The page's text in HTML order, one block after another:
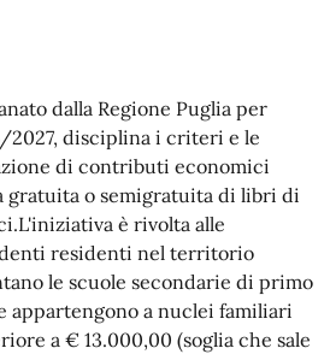
dalla Regione Puglia per
2027, disciplina i criteri e le
di contributi economici
gratuita o semigratuita di libri di
.L'iniziativa è rivolta alle
residenti nel territorio
le scuole secondarie di primo
appartengono a nuclei familiari
a € 13.000,00 (soglia che sale